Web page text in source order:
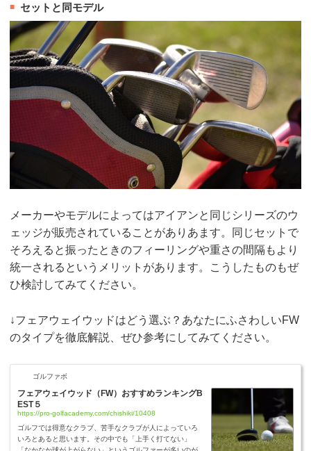
セットと同モデル
メーカーやモデルによってはアイアンと同じシリーズのウ
ェッジが販売されていることがありあます。同じセットで
そろえると振ったときのフィーリングや重さの間隔もより
統一されるというメリットがあります。こうしたものもぜ
ひ検討してみてください。
↓フェアウェイウッドはどう選ぶ？あなたにふさわしいFW
のタイプを徹底解説、ぜひ参考にしてみてください。
ゴルファボ
フェアウェイウッド（FW）おすすめランキングB
EST５
https://pro-golfacademy.com/chishiki/10408
ゴルフでは得意なクラブ、苦手なクラブが人によっていろ
いろとあると思います。その中でも「上手く打てない」